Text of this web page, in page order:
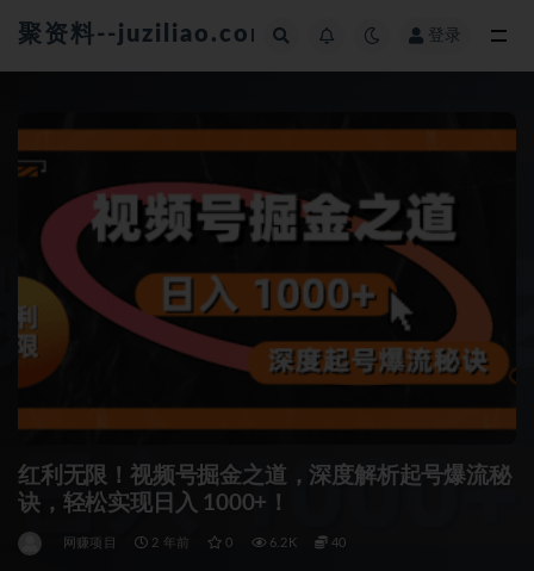
聚资料--juziliao.com--全网资料整合平台
登录
红利无限！视频号掘金之道，深度解析起号爆流秘
诀，轻松实现日入 1000+！
网赚项目 2 年前 0 6.2K 40